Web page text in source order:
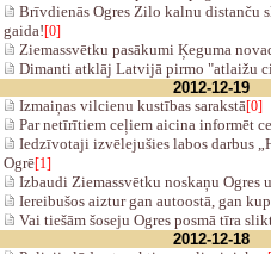
Brīvdienās Ogres Zilo kalnu distanču
gaida![0]
Ziemassvētku pasākumi Ķeguma
Dimanti atklāj Latvijā pirmo "atlaižu
2012-12-19
Izmaiņas vilcienu kustības sarakstā[0]
Par netīrītiem ceļiem aicina informēt
Iedzīvotaji izvēlejušies labos darbus
Ogrē[1]
Izbaudi Ziemassvētku noskaņu Ogres
Iereibušos aiztur gan autoostā, gan
Vai tiešām šoseju Ogres posmā tīra
2012-12-18